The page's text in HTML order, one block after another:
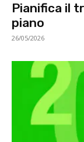
Pianifica il
piano
26/05/2026